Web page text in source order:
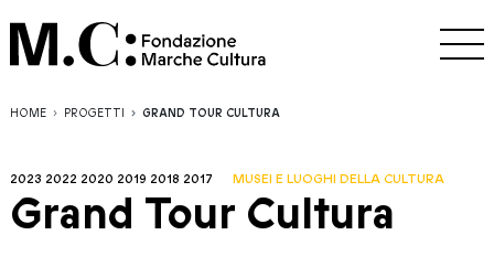
HOME PROGETTI GRAND TOUR CULTURA
2017
2018
2019
2020
2022
2023 MUSEI E LUOGHI DELLA CULTURA
Grand Tour Cultura